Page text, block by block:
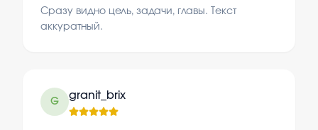
Сразу видно цель, задачи, главы. Текст
аккуратный.
G
granit_brix